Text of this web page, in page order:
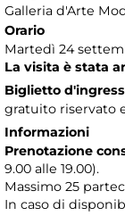
Galleria d'Arte
Orario
Martedì 24
La visita è stata
Biglietto
gratuito riservato
Informazioni
Prenotazione
9.00 alle 19.00).
Massimo 25
In caso di